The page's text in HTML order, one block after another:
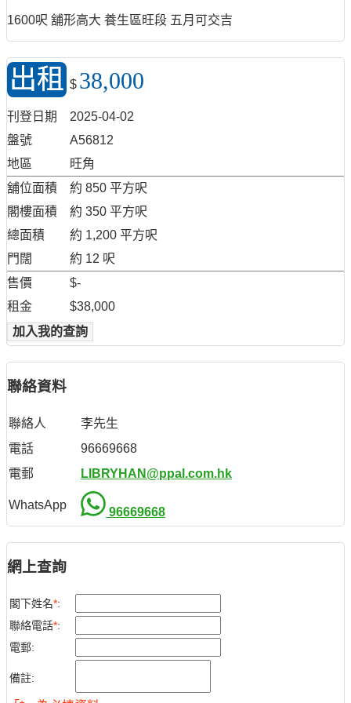
1600呎 舖形高大 養生區旺段 五月可交吉
出租 $ 38,000
刊登日期
2025-04-02
盤號
A56812
地區
旺角
舖位面積
約 850 平方呎
閣樓面積
約 350 平方呎
總面積
約 1,200 平方呎
門闊
約 12 呎
售價
$-
租金
$38,000
加入我的查詢
聯絡資料
聯絡人
李先生
電話
96669668
電郵
LIBRYHAN@ppal.com.hk
WhatsApp
96669668
網上查詢
閣下姓名*:
聯絡電話*:
電郵:
備註: